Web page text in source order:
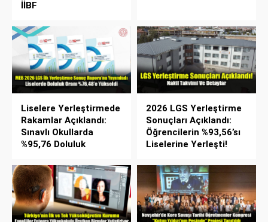
İİBF
Liselere Yerleştirmede
Rakamlar Açıklandı:
Sınavlı Okullarda
%95,76 Doluluk
2026 LGS Yerleştirme
Sonuçları Açıklandı:
Öğrencilerin %93,56’sı
Liselerine Yerleşti!